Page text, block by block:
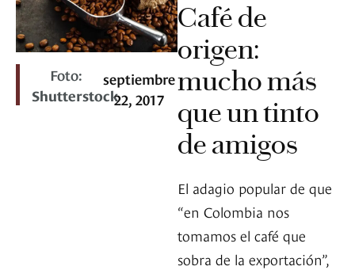
Foto:
Shutterstock
septiembre
22, 2017
Café de
origen:
mucho más
que un tinto
de amigos
El adagio popular de que
“en Colombia nos
tomamos el café que
sobra de la exportación”,